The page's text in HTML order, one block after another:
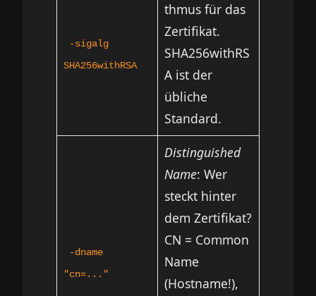
-sigalg
SHA256withRSA
thmus für das
Zertifikat.
SHA256withRS
A ist der
übliche
Standard.
-dname
"cn=..."
Distinguished
Name: Wer
steckt hinter
dem Zertifikat?
CN = Common
Name
(Hostname!),